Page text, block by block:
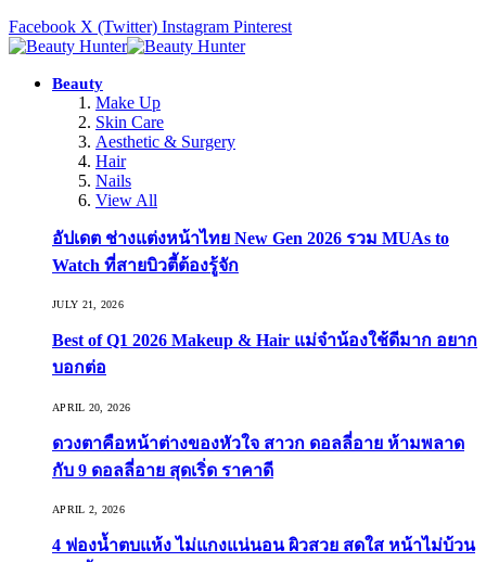
Facebook X (Twitter) Instagram Pinterest
Beauty
Make Up
Skin Care
Aesthetic & Surgery
Hair
Nails
View All
อัปเดต ช่างแต่งหน้าไทย New Gen 2026 รวม MUAs to
Watch ที่สายบิวตี้ต้องรู้จัก
JULY 21, 2026
Best of Q1 2026 Makeup & Hair แม่จ๋าน้องใช้ดีมาก อยาก
บอกต่อ
APRIL 20, 2026
ดวงตาคือหน้าต่างของหัวใจ สาวก ดอลลี่อาย ห้ามพลาด
กับ 9 ดอลลี่อาย สุดเริ่ด ราคาดี
APRIL 2, 2026
4 ฟองน้ำตบแห้ง ไม่แกงแน่นอน ผิวสวย สดใส หน้าไม่บ้วน